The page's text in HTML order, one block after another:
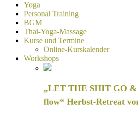
Yoga
Personal Training
BGM
Thai-Yoga-Massage
Kurse und Termine
Online-Kurskalender
Workshops
„LET THE SHIT GO &
flow“ Herbst-Retreat